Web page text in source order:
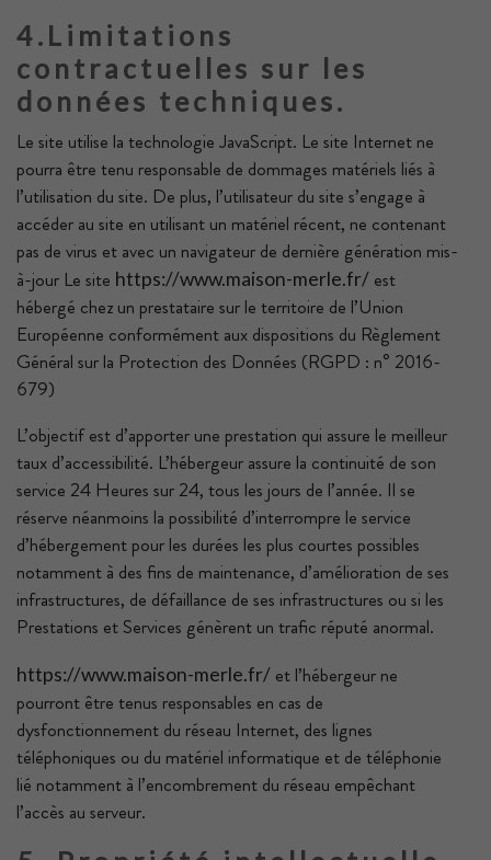
4.Limitations
contractuelles sur les
données techniques.
Le site utilise la technologie JavaScript. Le site Internet ne
pourra être tenu responsable de dommages matériels liés à
l’utilisation du site. De plus, l’utilisateur du site s’engage à
accéder au site en utilisant un matériel récent, ne contenant
pas de virus et avec un navigateur de dernière génération mis-
à-jour Le site https://www.maison-merle.fr/ est
hébergé chez un prestataire sur le territoire de l’Union
Européenne conformément aux dispositions du Règlement
Général sur la Protection des Données (RGPD : n° 2016-
679)
L’objectif est d’apporter une prestation qui assure le meilleur
taux d’accessibilité. L’hébergeur assure la continuité de son
service 24 Heures sur 24, tous les jours de l’année. Il se
réserve néanmoins la possibilité d’interrompre le service
d’hébergement pour les durées les plus courtes possibles
notamment à des fins de maintenance, d’amélioration de ses
infrastructures, de défaillance de ses infrastructures ou si les
Prestations et Services génèrent un trafic réputé anormal.
https://www.maison-merle.fr/ et l’hébergeur ne
pourront être tenus responsables en cas de
dysfonctionnement du réseau Internet, des lignes
téléphoniques ou du matériel informatique et de téléphonie
lié notamment à l’encombrement du réseau empêchant
l’accès au serveur.